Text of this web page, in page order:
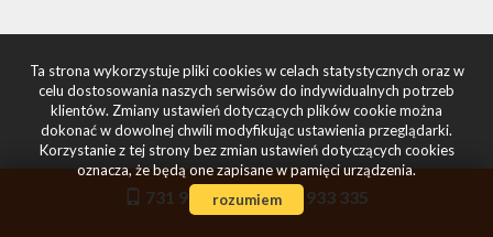
731 933 334 731 933 335
Ta strona wykorzystuje pliki cookies w celach statystycznych oraz w
celu dostosowania naszych serwisów do indywidualnych potrzeb
klientów. Zmiany ustawień dotyczących plików cookie można
dokonać w dowolnej chwili modyfikując ustawienia przeglądarki.
Korzystanie z tej strony bez zmian ustawień dotyczących cookies
oznacza, że będą one zapisane w pamięci urządzenia.
rozumiem